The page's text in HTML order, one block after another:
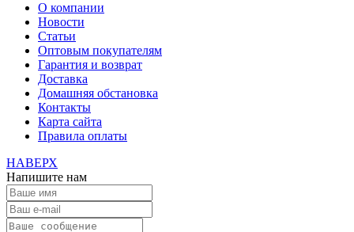
О компании
Новости
Статьи
Оптовым покупателям
Гарантия и возврат
Доставка
Домашняя обстановка
Контакты
Карта сайта
Правила оплаты
НАВЕРХ
Напишите нам